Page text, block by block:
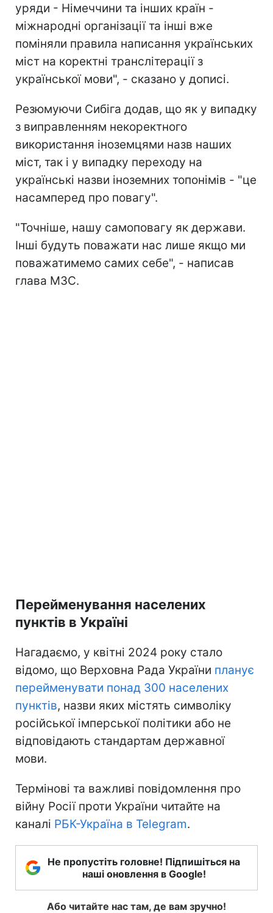
уряди - Німеччини та інших країн -
міжнародні організації та інші вже
поміняли правила написання українських
міст на коректні транслітерації з
української мови", - сказано у дописі.
Резюмуючи Сибіга додав, що як у випадку
з виправленням некоректного
використання іноземцями назв наших
міст, так і у випадку переходу на
українські назви іноземних топонімів - "це
насамперед про повагу".
"Точніше, нашу самоповагу як держави.
Інші будуть поважати нас лише якщо ми
поважатимемо самих себе", - написав
глава МЗС.
Перейменування населених
пунктів в Україні
Нагадаємо, у квітні 2024 року стало
відомо, що Верховна Рада України планує
перейменувати понад 300 населених
пунктів, назви яких містять символіку
російської імперської політики або не
відповідають стандартам державної
мови.
Термінові та важливі повідомлення про
війну Росії проти України читайте на
каналі РБК-Україна в Telegram.
Не пропустіть головне! Підпишіться на
наші оновлення в Google!
Або читайте нас там, де вам зручно!